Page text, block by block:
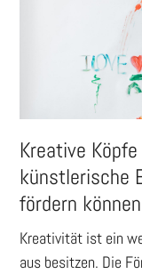
Kreative
künstlerische
fördern können
Kreativität ist ein
aus besitzen. Die